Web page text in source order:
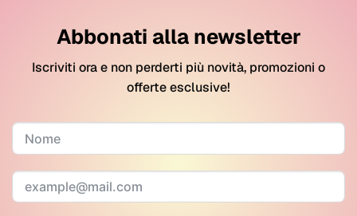
Abbonati alla newsletter
Iscriviti ora e non perderti più novità, promozioni o
offerte esclusive!